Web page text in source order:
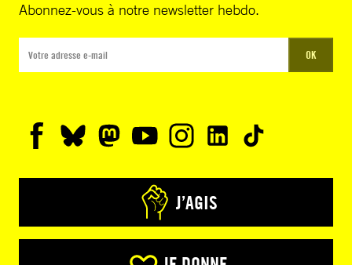
Abonnez-vous à notre newsletter hebdo.
OK
J’AGIS